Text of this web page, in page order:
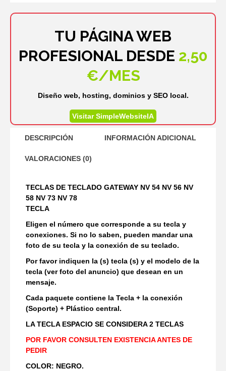
TU PÁGINA WEB
PROFESIONAL DESDE 2,50
€/MES
Diseño web, hosting, dominios y SEO local.
Visitar SimpleWebsiteIA
DESCRIPCIÓN INFORMACIÓN ADICIONAL
VALORACIONES (0)
TECLAS DE TECLADO GATEWAY NV 54 NV 56 NV
58 NV 73 NV 78
TECLA
Eligen el número que corresponde a su tecla y
conexiones. Si no lo saben, pueden mandar una
foto de su tecla y la conexión de su teclado.
Por favor indiquen la (s) tecla (s) y el modelo de la
tecla (ver foto del anuncio) que desean en un
mensaje.
Cada paquete contiene la Tecla + la conexión
(Soporte) + Plástico central.
LA TECLA ESPACIO SE CONSIDERA 2 TECLAS
POR FAVOR CONSULTEN EXISTENCIA ANTES DE
PEDIR
COLOR: NEGRO.